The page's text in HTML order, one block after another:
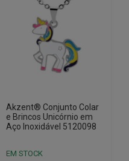
Akzent® Conjunto Colar
e Brincos Unicórnio em
Aço Inoxidável 5120098
EM STOCK